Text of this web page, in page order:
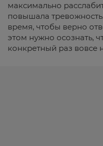
максимально
повышала
время, чтобы верно
этом нужно осознать,
конкретный раз вовсе